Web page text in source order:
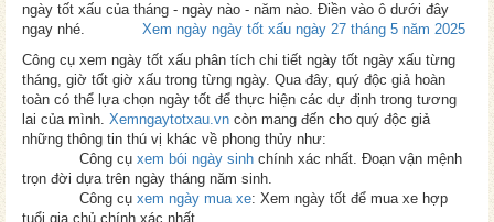
ngày tốt xấu của tháng - ngày nào - năm nào. Điền vào ô dưới đây
ngay nhé.
Xem ngày ngày tốt xấu ngày 27 tháng 5 năm 2025
Công cụ xem ngày tốt xấu phân tích chi tiết ngày tốt ngày xấu từng
tháng, giờ tốt giờ xấu trong từng ngày. Qua đây, quý độc giả hoàn
toàn có thể lựa chọn ngày tốt để thực hiện các dự định trong tương
lai của mình. Xemngaytotxau.vn còn mang đến cho quý độc giả
những thông tin thú vị khác về phong thủy như:
Công cụ xem bói ngày sinh chính xác nhất. Đoạn vận mệnh
trọn đời dựa trên ngày tháng năm sinh.
Công cụ xem ngày mua xe: Xem ngày tốt để mua xe hợp
tuổi gia chủ chính xác nhất.